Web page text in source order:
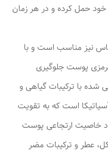
خود حمل کرده و در هر زمان
نیز مناسب است و با
پوست جلوگیری
شده با ترکیبات گیاهی و
است که به تقویت
خاصیت ارتجاعی پوست
عطر و ترکیبات مضر